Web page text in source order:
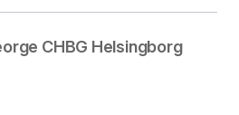
CHBG Helsingborg